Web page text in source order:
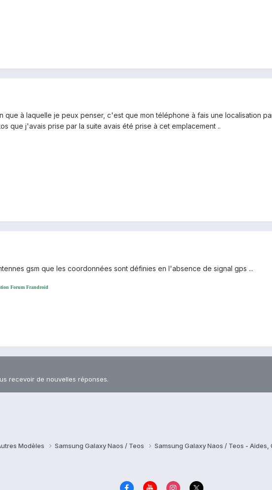
que à laquelle je peux penser, c'est que mon téléphone à fais une localisation
que j'avais prise par la suite avais été prise à cet emplacement ..
gsm que les coordonnées sont définies en l'absence de signal gps ...
Forum Frandroid
recevoir de nouvelles réponses.
Modèles Samsung Galaxy Naos / Teos
Samsung Galaxy Naos / Teos - Aides,